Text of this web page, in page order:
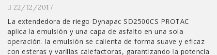
22/12/2017
La extendedora de riego Dynapac SD2500CS PROTAC
aplica la emulsión y una capa de asfalto en una sola
operación. la emulsión se calienta de forma suave y eficaz
con esteras y varillas calefactoras, garantizando la potencia